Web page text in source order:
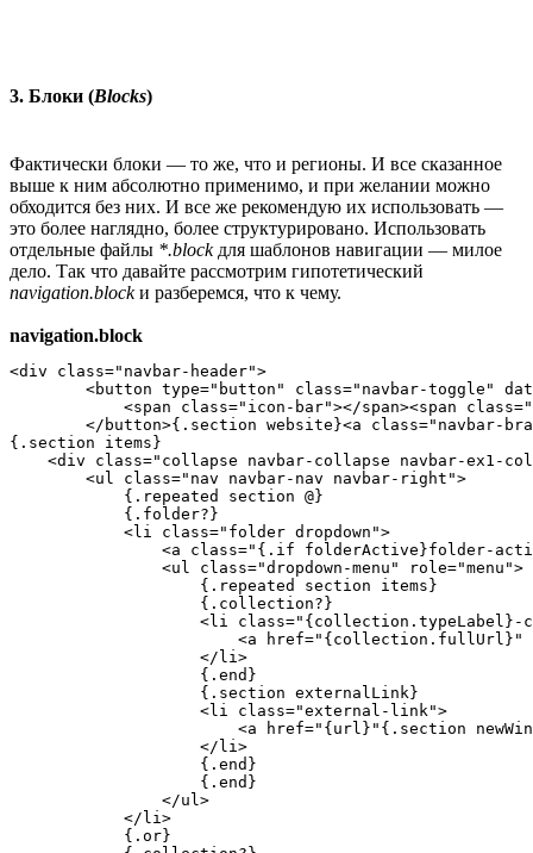
3. Блоки (Blocks)
Фактически блоки — то же, что и регионы. И все сказанное
выше к ним абсолютно применимо, и при желании можно
обходится без них. И все же рекомендую их использовать —
это более наглядно, более структурировано. Использовать
отдельные файлы *.blockдля шаблонов навигации — милое
дело. Так что давайте рассмотрим гипотетический
navigation.blockи разберемся, что к чему.
navigation.block
<div class="navbar-header">
<button type="button" class="navbar-toggle"
<span class="icon-bar"></span><span
</button>{.section website}<a class="navbar-
{.section items}
<div class="collapse navbar-collapse navbar-ex1-
        <ul class="nav navbar-nav navbar-right">
            {.repeated section @}
            {.folder?}
            <li class="folder dropdown">
<a class="{.if folderActive}folder-
                <ul class="dropdown-menu" role="menu">
                    {.repeated section items}
                    {.collection?}
<li
<a
                    </li>
                    {.end}
                    {.section externalLink}
                    <li class="external-link">
<a href="{url}"{.section
                    </li>
                    {.end}
                    {.end}
                </ul>
            </li>
            {.or}